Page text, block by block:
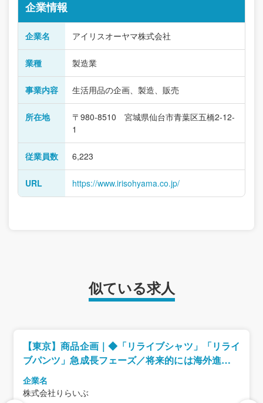
企業情報
企業名 アイリスオーヤマ株式会社
業種 製造業
事業内容 生活用品の企画、製造、販売
所在地
〒980-8510 宮城県仙台市青葉区五橋2-12-
1
従業員数 6,223
URL https://www.irisohyama.co.jp/
似ている求人
【東京】商品企画｜◆「リライブシャツ」「リライ
ブパンツ」急成長フェーズ／将来的には海外進出も
計画
企業名
株式会社りらいぶ